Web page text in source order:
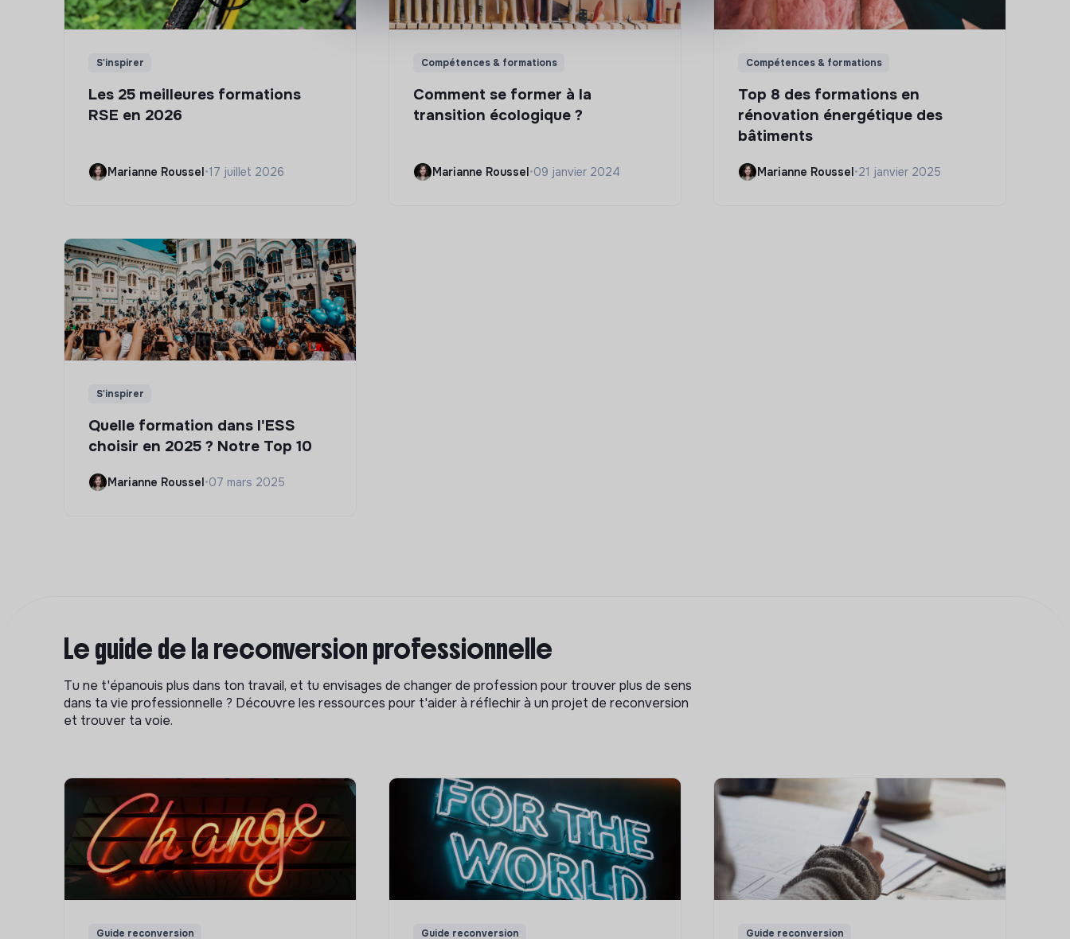
S'inspirer
Les 25 meilleures formations
RSE en 2026
Marianne Roussel•17 juillet 2026
Compétences & formations
Comment se former à la
transition écologique ?
Marianne Roussel•09 janvier 2024
Compétences & formations
Top 8 des formations en
rénovation énergétique des
bâtiments
Marianne Roussel•21 janvier 2025
S'inspirer
Quelle formation dans l'ESS
choisir en 2025 ? Notre Top 10
Marianne Roussel•07 mars 2025
Le guide de la reconversion professionnelle
Tu ne t'épanouis plus dans ton travail, et tu envisages de changer de profession pour trouver plus de sens
dans ta vie professionnelle ? Découvre les ressources pour t'aider à réflechir à un projet de reconversion
et trouver ta voie.
Guide reconversion Guide reconversion Guide reconversion